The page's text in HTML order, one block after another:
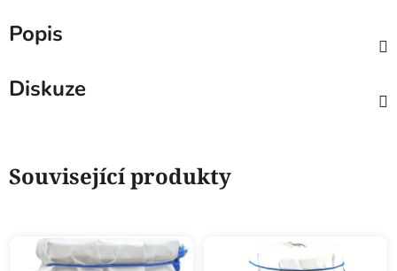
Popis
Diskuze
Související produkty